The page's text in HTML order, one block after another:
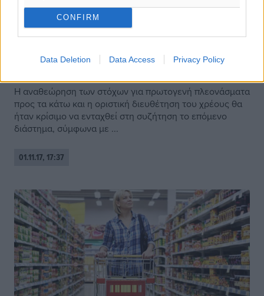
CONFIRM
Data Deletion Data Access Privacy Policy
Γρ. Προϋπολογισμού Βουλής για την
έξοδο από το μνημόνιο: Η επόμενη
μέρα δεν θα μοιάζει με μήνα του
Η αναθεώρηση των στόχων για πρωτογενή πλεονάσματα
προς τα κάτω και η οριστική διευθέτηση του χρέους θα
ήταν κρίσιμο να ενταχθεί στη συζήτηση το επόμενο
διάστημα, σύμφωνα με ...
01.11.17, 17:37